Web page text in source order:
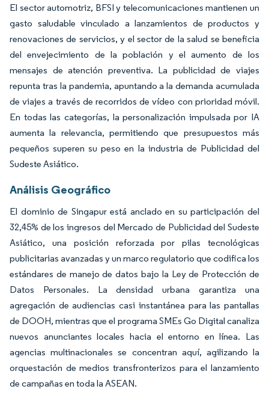
El sector automotriz, BFSI y telecomunicaciones mantienen un
gasto saludable vinculado a lanzamientos de productos y
renovaciones de servicios, y el sector de la salud se beneficia
del envejecimiento de la población y el aumento de los
mensajes de atención preventiva. La publicidad de viajes
repunta tras la pandemia, apuntando a la demanda acumulada
de viajes a través de recorridos de vídeo con prioridad móvil.
En todas las categorías, la personalización impulsada por IA
aumenta la relevancia, permitiendo que presupuestos más
pequeños superen su peso en la industria de Publicidad del
Sudeste Asiático.
Análisis Geográfico
El dominio de Singapur está anclado en su participación del
32,45% de los ingresos del Mercado de Publicidad del Sudeste
Asiático, una posición reforzada por pilas tecnológicas
publicitarias avanzadas y un marco regulatorio que codifica los
estándares de manejo de datos bajo la Ley de Protección de
Datos Personales. La densidad urbana garantiza una
agregación de audiencias casi instantánea para las pantallas
de DOOH, mientras que el programa SMEs Go Digital canaliza
nuevos anunciantes locales hacia el entorno en línea. Las
agencias multinacionales se concentran aquí, agilizando la
orquestación de medios transfronterizos para el lanzamiento
de campañas en toda la ASEAN.